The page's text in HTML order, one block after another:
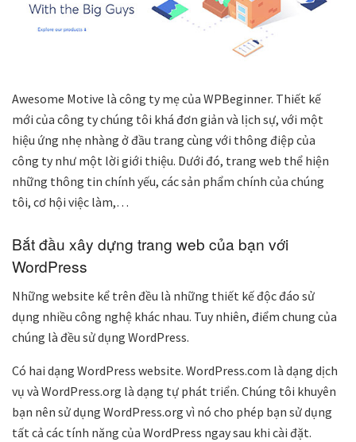
Awesome Motive là công ty mẹ của WPBeginner. Thiết kế
mới của công ty chúng tôi khá đơn giản và lịch sự, với một
hiệu ứng nhẹ nhàng ở đầu trang cùng với thông điệp của
công ty như một lời giới thiệu. Dưới đó, trang web thể hiện
những thông tin chính yếu, các sản phẩm chính của chúng
tôi, cơ hội việc làm,…
Bắt đầu xây dựng trang web của bạn với
WordPress
Những website kể trên đều là những thiết kế độc đáo sử
dụng nhiều công nghệ khác nhau. Tuy nhiên, điểm chung của
chúng là đều sử dụng WordPress.
Có hai dạng WordPress website. WordPress.com là dạng dịch
vụ và WordPress.org là dạng tự phát triển. Chúng tôi khuyên
bạn nên sử dụng WordPress.org vì nó cho phép bạn sử dụng
tất cả các tính năng của WordPress ngay sau khi cài đặt.